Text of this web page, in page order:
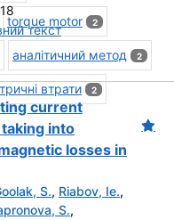
torque motor 2
аналітичний метод 2
втрати 2
текст
current
into
losses in
S., Riabov, Ie.,
S.,